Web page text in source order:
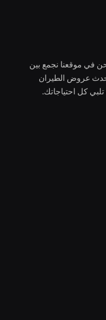
في موقعنا نجمع بين
عروض الطيران
كل احتياجاتك.